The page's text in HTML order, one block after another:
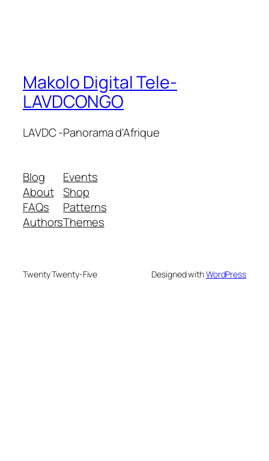
Makolo Digital Tele-
LAVDCONGO
LAVDC -Panorama d'Afrique
Blog
About
FAQs
Authors
Events
Shop
Patterns
Themes
Twenty Twenty-Five Designed withWordPress